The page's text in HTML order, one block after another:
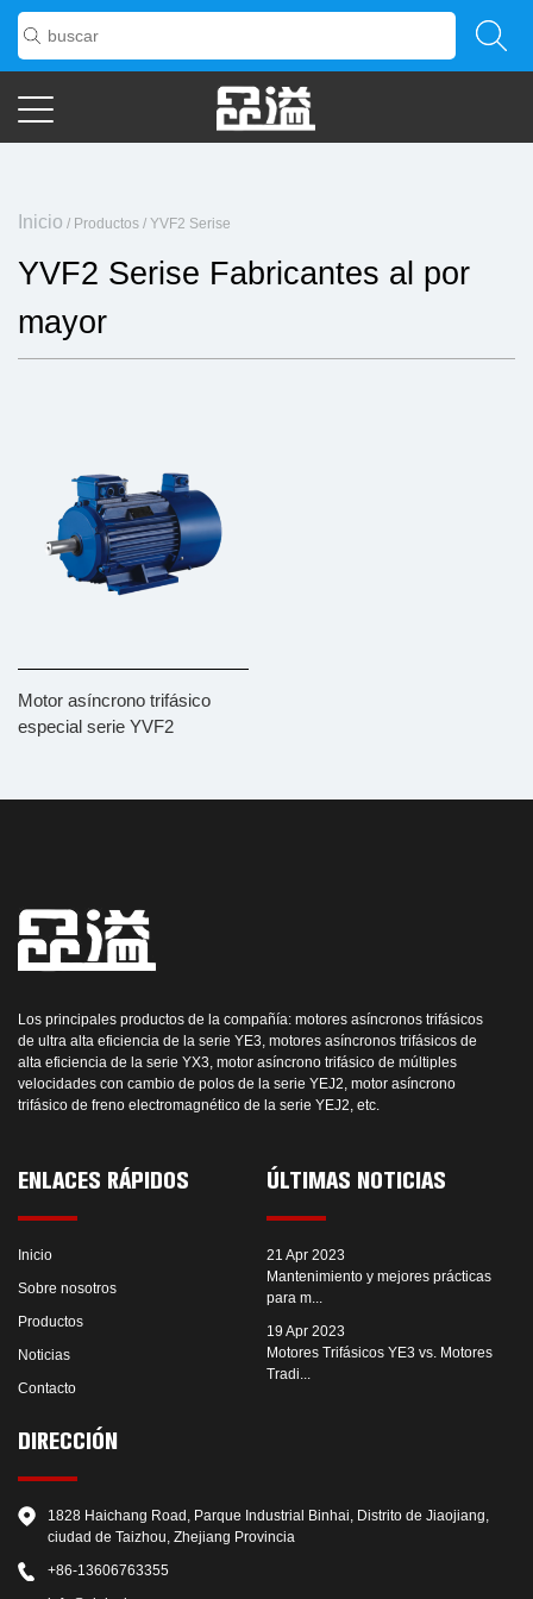
Inicio / Productos / YVF2 Serise
YVF2 Serise Fabricantes al por
mayor
Motor asíncrono trifásico
especial serie YVF2
Los principales productos de la compañía: motores asíncronos trifásicos
de ultra alta eficiencia de la serie YE3, motores asíncronos trifásicos de
alta eficiencia de la serie YX3, motor asíncrono trifásico de múltiples
velocidades con cambio de polos de la serie YEJ2, motor asíncrono
trifásico de freno electromagnético de la serie YEJ2, etc.
ENLACES RÁPIDOS
Inicio
Sobre nosotros
Productos
Noticias
Contacto
ÚLTIMAS NOTICIAS
21 Apr 2023
Mantenimiento y mejores prácticas
para m...
19 Apr 2023
Motores Trifásicos YE3 vs. Motores
Tradi...
DIRECCIÓN
1828 Haichang Road, Parque Industrial Binhai, Distrito de Jiaojiang,
ciudad de Taizhou, Zhejiang Provincia
+86-13606763355